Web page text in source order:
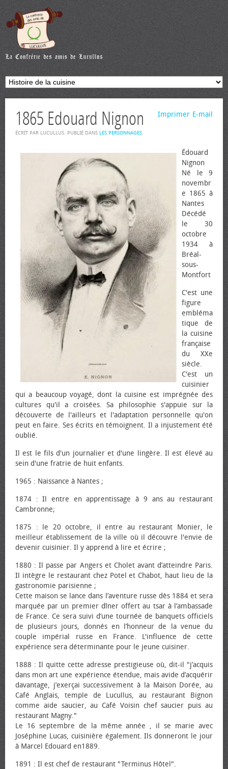
E-mail
Imprimer
1865 Edouard Nignon
ÉCRIT PAR LUCULLUS. PUBLIÉ DANS LES PERSONNAGES.
Édouard
Nignon
Né le 9
novembr
e 1865 à
Nantes
Décédé
le 30
octobre
1934 à
Bréal-
sous-
Montfort
C'est une
figure
embléma
tique de
la cuisine
française
du XXe
siècle.
C'est un
cuisinier
qui a beaucoup voyagé, dont la cuisine est imprégnée des
cultures qu'il a croisées. Sa philosophie s'appuie sur la
découverte de l'ailleurs et l'adaptation personnelle qu'on
peut en faire. Ses écrits en témoignent. Il a injustement été
oublié.
Il est le fils d'un journalier et d'une lingère. Il est élevé au
sein d'une fratrie de huit enfants.
1965 : Naissance à Nantes ;
1874 : Il entre en apprentissage à 9 ans au restaurant
Cambronne;
1875 : le 20 octobre, il entre au restaurant Monier, le
meilleur établissement de la ville où il découvre l'envie de
devenir cuisinier. Il y apprend à lire et écrire ;
1880 : Il passe par Angers et Cholet avant d’atteindre Paris.
Il intègre le restaurant chez Potel et Chabot, haut lieu de la
gastronomie parisienne ;
Cette maison se lance dans l’aventure russe dès 1884 et sera
marquée par un premier dîner offert au tsar à l’ambassade
de France. Ce sera suivi d’une tournée de banquets officiels
de plusieurs jours, donnés en l’honneur de la venue du
couple impérial russe en France. L'influence de cette
expérience sera déterminante pour le jeune cuisiner.
1888 : Il quitte cette adresse prestigieuse où, dit-il "j’acquis
dans mon art une expérience étendue, mais avide d’acquérir
davantage, j’exerçai successivement à la Maison Dorée, au
Café Anglais, temple de Lucullus, au restaurant Bignon
comme aide saucier, au Café Voisin chef saucier puis au
restaurant Magny."
Le 16 septembre de la même année , il se marie avec
Joséphine Lucas, cuisinière également. Ils donneront le jour
à Marcel Edouard en1889.
1891 : Il est chef de restaurant "Terminus Hôtel".